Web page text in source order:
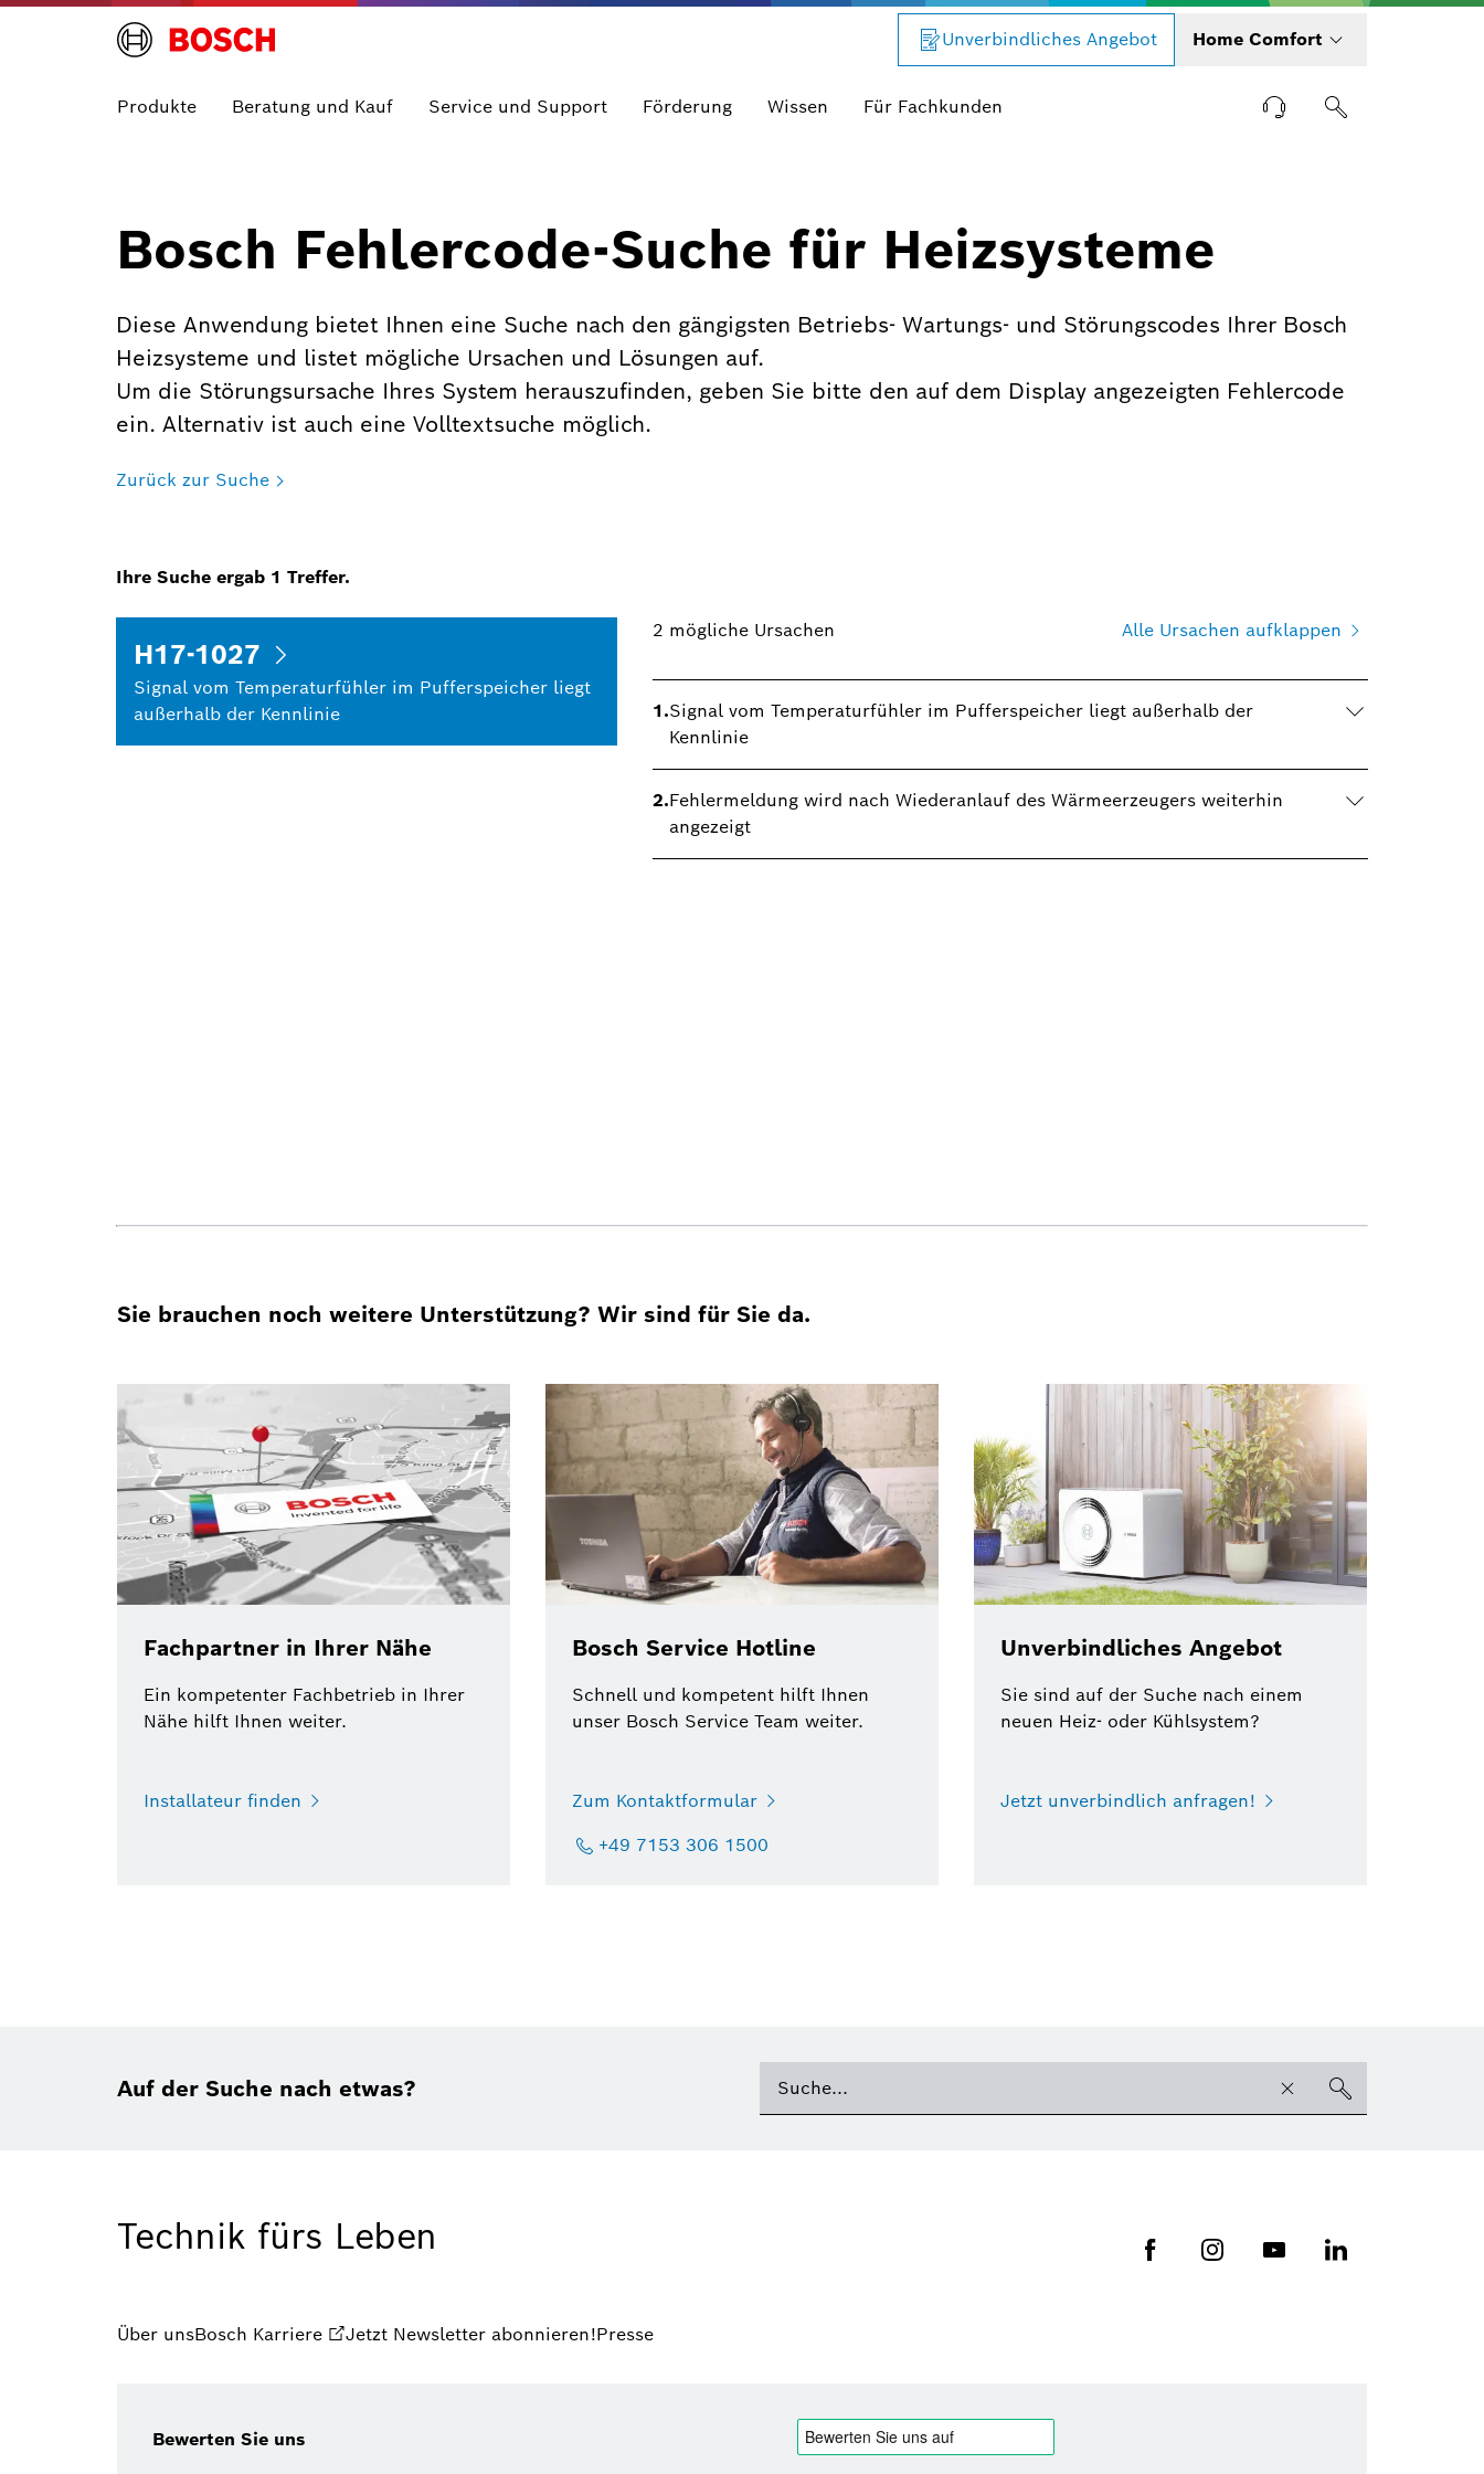
Unverbindliches Angebot Home Comfort
Produkte Beratung und Kauf Service und Support Förderung Wissen Für Fachkunden
Bosch Fehlercode-Suche für Heizsysteme
Diese Anwendung bietet Ihnen eine Suche nach den gängigsten Betriebs- Wartungs- und Störungscodes Ihrer Bosch
Heizsysteme und listet mögliche Ursachen und Lösungen auf.
Um die Störungsursache Ihres System herauszufinden, geben Sie bitte den auf dem Display angezeigten Fehlercode
ein. Alternativ ist auch eine Volltextsuche möglich.
Zurück zur Suche
Ihre Suche ergab 1 Treffer.
H17-1027
Signal vom Temperaturfühler im Pufferspeicher liegt
außerhalb der Kennlinie
2 mögliche Ursachen Alle Ursachen aufklappen
1.Signal vom Temperaturfühler im Pufferspeicher liegt außerhalb der
Kennlinie
2.Fehlermeldung wird nach Wiederanlauf des Wärmeerzeugers weiterhin
angezeigt
Sie brauchen noch weitere Unterstützung? Wir sind für Sie da.
Fachpartner in Ihrer Nähe
Ein kompetenter Fachbetrieb in Ihrer
Nähe hilft Ihnen weiter.
Installateur finden
Bosch Service Hotline
Schnell und kompetent hilft Ihnen
unser Bosch Service Team weiter.
Zum Kontaktformular
+49 7153 306 1500
Unverbindliches Angebot
Sie sind auf der Suche nach einem
neuen Heiz- oder Kühlsystem?
Jetzt unverbindlich anfragen!
Auf der Suche nach etwas?
Technik fürs Leben
Über unsBosch Karriere Jetzt Newsletter abonnieren!Presse
Bewerten Sie uns